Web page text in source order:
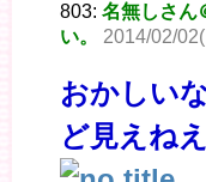
803: 名無しさん
い。
2014/02/
おかしい
ど見えね